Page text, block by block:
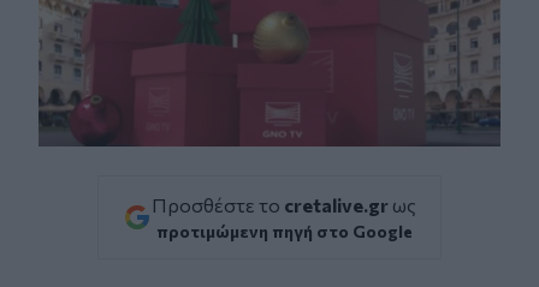
Προσθέστε το cretalive.gr ως
προτιμώμενη πηγή στο Google